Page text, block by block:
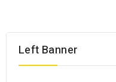
Left Banner